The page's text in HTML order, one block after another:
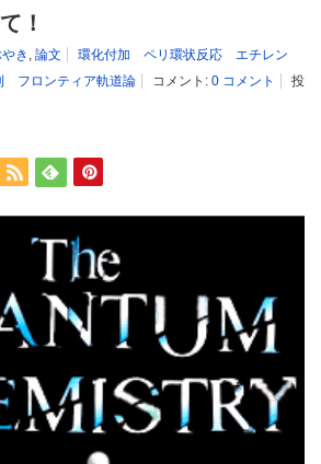
！
き , 論文
環化付加 ペリ環状反応 エチレン
フロンティア軌道論
コメント: 0 コメント
投